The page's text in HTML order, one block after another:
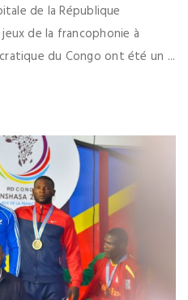
de la République
de la francophonie à
du Congo ont été un ...